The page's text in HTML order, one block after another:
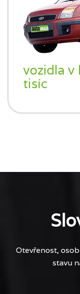
vozidla v
tisíc
Otevřenost,
stavu